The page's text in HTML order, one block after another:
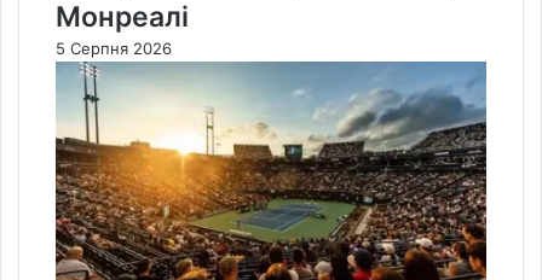
Монреалі
5 Серпня 2026